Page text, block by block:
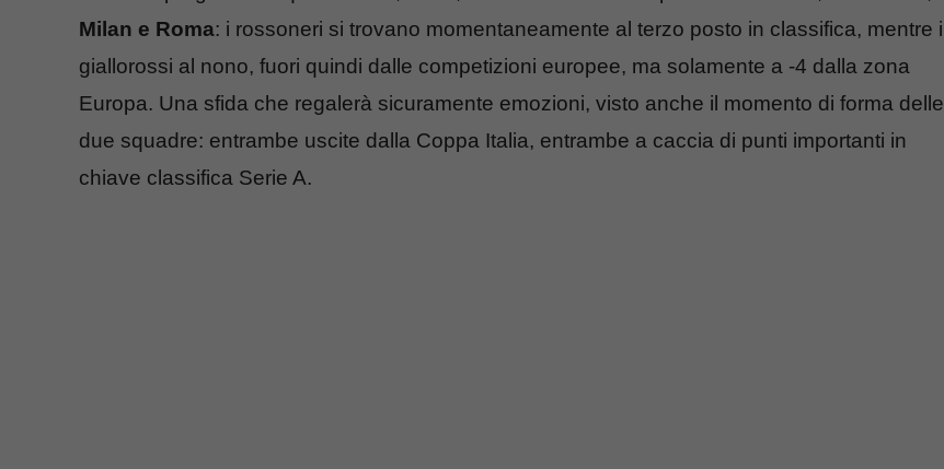
Milan e Roma: i rossoneri si trovano momentaneamente al terzo posto in classifica, mentre i
giallorossi al nono, fuori quindi dalle competizioni europee, ma solamente a -4 dalla zona
Europa. Una sfida che regalerà sicuramente emozioni, visto anche il momento di forma delle
due squadre: entrambe uscite dalla Coppa Italia, entrambe a caccia di punti importanti in
chiave classifica Serie A.